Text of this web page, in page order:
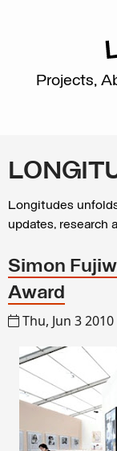
Projects,
Longitudes
updates, research
Simon
Award
Thu, Jun 3 2010